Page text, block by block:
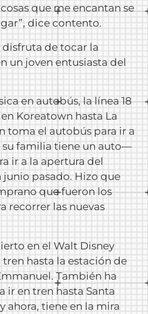
que me encantan se
dice contento.
de tocar la
un joven entusiasta del
en autobús, la línea 18
Koreatown hasta La
toma el autobús para ir a
su familia tiene un auto—
ir a la apertura del
pasado. Hizo que
que fueron los
recorrer las nuevas
en el Walt Disney
hasta la estación de
También ha
ir en tren hasta Santa
ahora, tiene en la mira